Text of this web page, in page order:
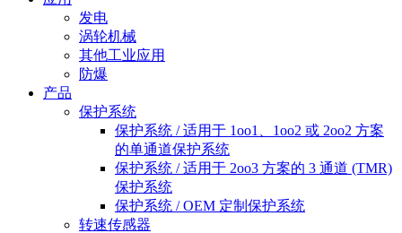
发电
涡轮机械
其他工业应用
防爆
产品
保护系统
保护系统 / 适用于 1oo1、1oo2 或 2oo2 方案
的单通道保护系统
保护系统 / 适用于 2oo3 方案的 3 通道 (TMR)
保护系统
保护系统 / OEM 定制保护系统
转速传感器